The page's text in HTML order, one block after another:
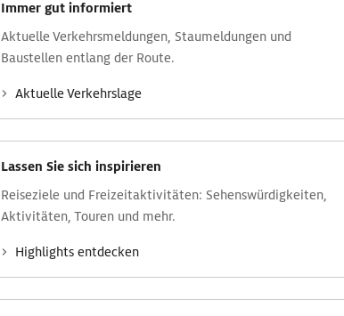
Immer gut informiert
Aktuelle Verkehrs­meldungen, Stau­meldungen und
Baustellen entlang der Route.
Aktuelle Verkehrs­lage
Lassen Sie sich inspirieren
Reise­ziele und Freizeit­aktivitäten: Sehens­würdig­keiten,
Aktivitäten, Touren und mehr.
Highlights entdecken